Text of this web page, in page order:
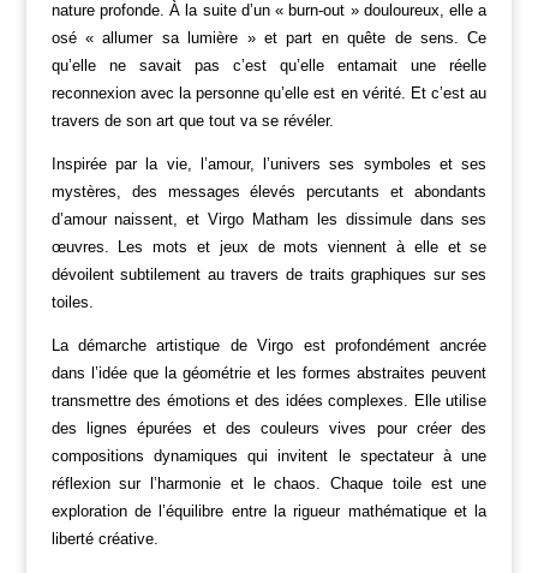
nature profonde.À la suite d’un « burn-out » douloureux, elle a
osé « allumer sa lumière » et part en quête de sens.Ce
qu’elle ne savait pas c’est qu’elle entamait une réelle
reconnexion avec la personne qu’elle est en vérité. Et c’est au
travers de son art que tout va se révéler.
Inspirée par la vie, l’amour, l’univers ses symboles et ses
mystères, des messages élevés percutants et abondants
d’amour naissent, et Virgo Matham les dissimule dans ses
œuvres. Les mots et jeux de mots viennent à elle et se
dévoilent subtilement au travers de traits graphiques sur ses
toiles.
La démarche artistique de Virgo est profondément ancrée
dans l’idée que la géométrie et les formes abstraites peuvent
transmettre des émotions et des idées complexes. Elle utilise
des lignes épurées et des couleurs vives pour créer des
compositions dynamiques qui invitent le spectateur à une
réflexion sur l’harmonie et le chaos. Chaque toile est une
exploration de l’équilibre entre la rigueur mathématique et la
liberté créative.